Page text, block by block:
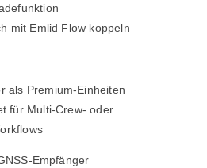
mit Emlid Flow koppeln
als Premium-Einheiten
für Multi-Crew- oder
Empfänger